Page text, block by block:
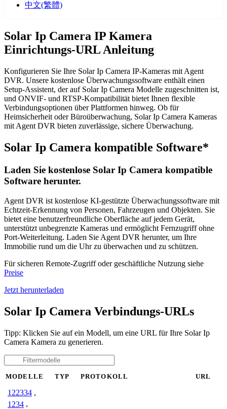
中文(繁體)
Solar Ip Camera IP Kamera
Einrichtungs-URL Anleitung
Konfigurieren Sie Ihre Solar Ip Camera IP-Kameras mit Agent
DVR. Unsere kostenlose Überwachungssoftware enthält einen
Setup-Assistent, der auf Solar Ip Camera Modelle zugeschnitten ist,
und ONVIF- und RTSP-Kompatibilität bietet Ihnen flexible
Verbindungsoptionen über Plattformen hinweg. Ob für
Heimsicherheit oder Büroüberwachung, Solar Ip Camera Kameras
mit Agent DVR bieten zuverlässige, sichere Überwachung.
Solar Ip Camera kompatible Software*
Laden Sie kostenlose Solar Ip Camera kompatible
Software herunter.
Agent DVR ist kostenlose KI-gestützte Überwachungssoftware mit
Echtzeit-Erkennung von Personen, Fahrzeugen und Objekten. Sie
bietet eine benutzerfreundliche Oberfläche auf jedem Gerät,
unterstützt unbegrenzte Kameras und ermöglicht Fernzugriff ohne
Port-Weiterleitung. Laden Sie Agent DVR herunter, um Ihre
Immobilie rund um die Uhr zu überwachen und zu schützen.
Für sicheren Remote-Zugriff oder geschäftliche Nutzung siehe
Preise
Jetzt herunterladen
Solar Ip Camera Verbindungs-URLs
Tipp: Klicken Sie auf ein Modell, um eine URL für Ihre Solar Ip
Camera Kamera zu generieren.
MODELLE TYP PROTOKOLL URL
122334 ,
1234 ,